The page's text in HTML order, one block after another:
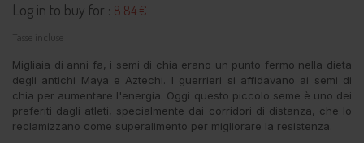
Log in to buy for : 8.84 €
Tasse incluse
Migliaia di anni fa, i semi di chia erano un punto fermo nella dieta
degli antichi Maya e Aztechi. I guerrieri si affidavano ai semi di
chia per aumentare l'energia. Oggi questo piccolo seme è uno dei
preferiti dagli atleti, specialmente dai corridori di distanza, che lo
reclamizzano come superalimento per migliorare la resistenza.